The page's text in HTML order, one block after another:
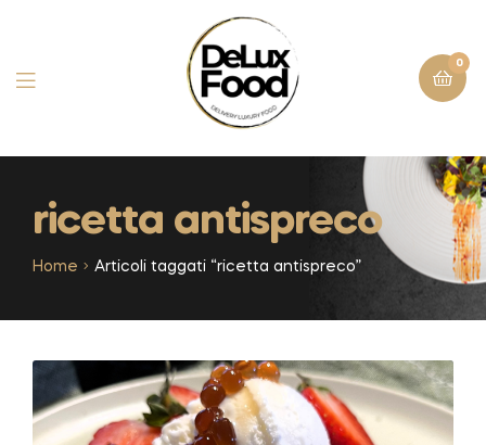
0
ricetta antispreco
Home Articoli taggati “ricetta antispreco”